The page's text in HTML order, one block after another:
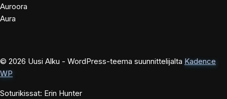
Auroora
Aura
© 2026 Uusi Alku - WordPress-teema suunnittelijalta Kadence
WP
Soturikissat: Erin Hunter